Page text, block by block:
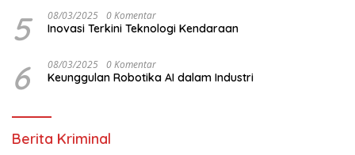
5 08/03/2025 0 Komentar
Inovasi Terkini Teknologi Kendaraan
6 08/03/2025 0 Komentar
Keunggulan Robotika AI dalam Industri
Berita Kriminal